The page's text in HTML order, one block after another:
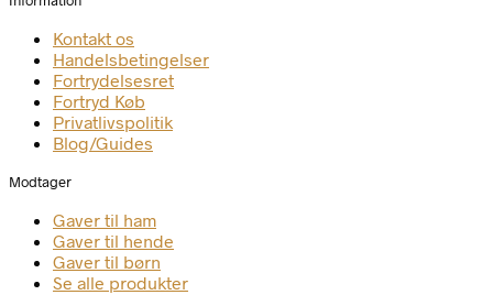
Kontakt os
Handelsbetingelser
Fortrydelsesret
Fortryd Køb
Privatlivspolitik
Blog/Guides
Modtager
Gaver til ham
Gaver til hende
Gaver til børn
Se alle produkter